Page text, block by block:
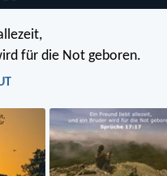
für die Not geboren.